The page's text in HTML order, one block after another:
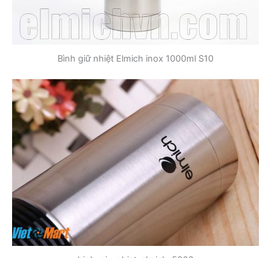
Bình giữ nhiệt Elmich inox 1000ml S10